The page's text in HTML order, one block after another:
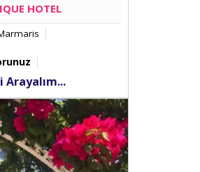
HOTEL
Arayalım...